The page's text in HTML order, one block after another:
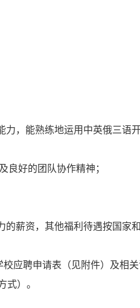
，能熟练地运用中英俄三语开
良好的团队协作精神；
薪资，其他福利待遇按国家
应聘申请表（见附件）及相
式）。